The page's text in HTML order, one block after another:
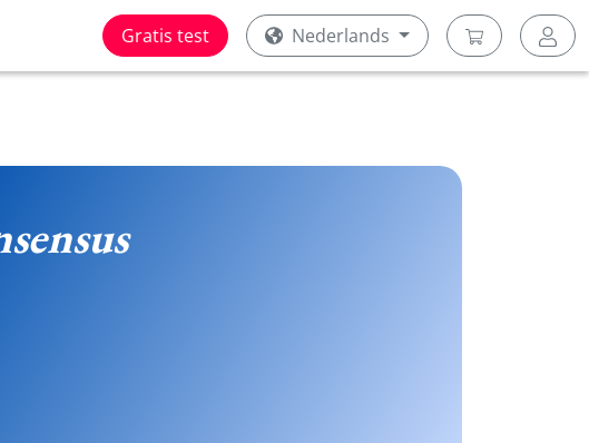
Gratis test Nederlands